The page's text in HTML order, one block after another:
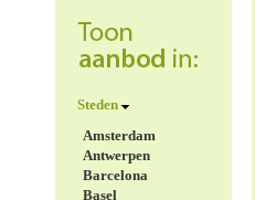
Steden
Amsterdam
Antwerpen
Barcelona
Basel